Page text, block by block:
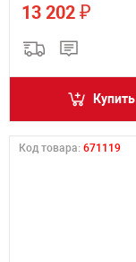
13 202 ₽
Купить
Код товара: 671119